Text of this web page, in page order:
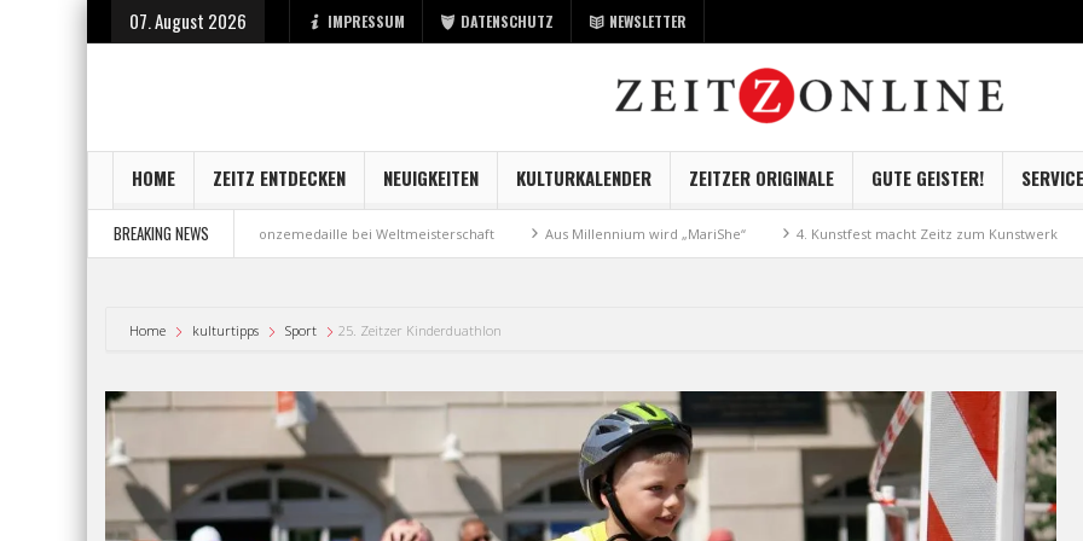
07. August 2026 IMPRESSUM DATENSCHUTZ NEWSLETTER
HOME ZEITZ ENTDECKEN NEUIGKEITEN KULTURKALENDER ZEITZER ORIGINALE GUTE GEISTER! SERVICE
BREAKING NEWS
bei der Stadt Zeitz Bronzemedaille bei Weltmeisterschaft Aus Millennium wird „MariShe“ 4. Kunstfest macht Zeitz zum Kunstwerk
Home kulturtipps Sport 25. Zeitzer Kinderduathlon